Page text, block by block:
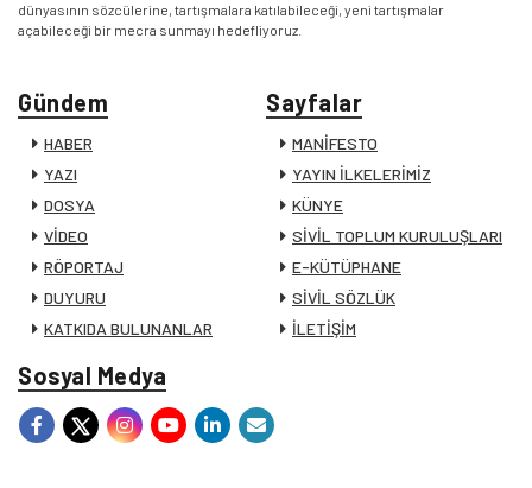
dünyasının sözcülerine, tartışmalara katılabileceği, yeni tartışmalar
açabileceği bir mecra sunmayı hedefliyoruz.
Gündem
HABER
YAZI
DOSYA
VİDEO
RÖPORTAJ
DUYURU
KATKIDA BULUNANLAR
Sayfalar
MANİFESTO
YAYIN İLKELERİMİZ
KÜNYE
SİVİL TOPLUM KURULUŞLARI
E-KÜTÜPHANE
SİVİL SÖZLÜK
İLETİŞİM
Sosyal Medya